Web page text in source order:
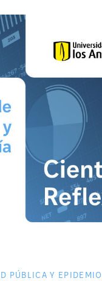
PÚBLICA Y